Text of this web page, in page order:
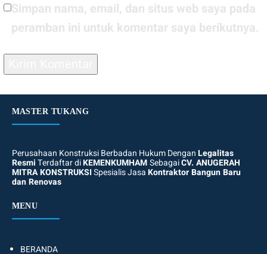
Simpan nama, email, dan situs web saya pada
peramban ini untuk komentar saya berikutnya.
MASTER TUKANG
Perusahaan Konstruksi Berbadan Hukum DenganLegalitas
ResmiTerdaftar diKEMENKUMHAMSebagaiCV. ANUGERAH
MITRA KONSTRUKSISpesialis JasaKontraktor Bangun Baru
dan Renovas
MENU
BERANDA